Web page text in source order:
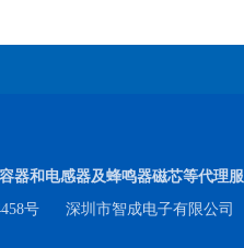
器和电感器及蜂鸣器磁芯等代理
号 深圳市智成电子有限公司